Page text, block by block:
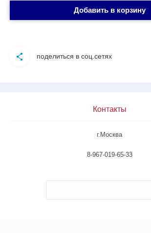
Добавить в корзину
поделиться в соц.сетях
Контакты
г.Москва
8-967-019-65-33